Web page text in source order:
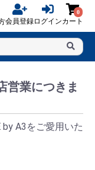
会員登録ログイン
0
カート
営業につきま
A3をご愛用いた